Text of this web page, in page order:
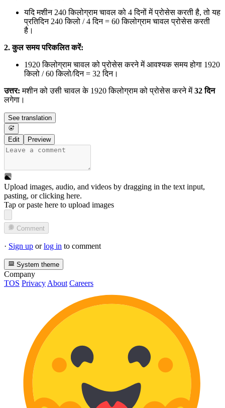
यदि मशीन 240 किलोग्राम चावल को 4 दिनों में प्रोसेस करती है, तो यह
प्रतिदिन 240 किलो / 4 दिन = 60 किलोग्राम चावल प्रोसेस करती
है।
2. कुल समय परिकलित करें:
1920 किलोग्राम चावल को प्रोसेस करने में आवश्यक समय होगा 1920
किलो / 60 किलो/दिन = 32 दिन।
उत्तर: मशीन को उसी चावल के 1920 किलोग्राम को प्रोसेस करने में32 दिन
लगेगा।
See translation
Edit Preview
Upload images, audio, and videos by dragging in the text input,
pasting, orclicking here.
Tap or paste here to upload images
Comment
· Sign up orlog in to comment
System theme
Company
TOS Privacy About Careers